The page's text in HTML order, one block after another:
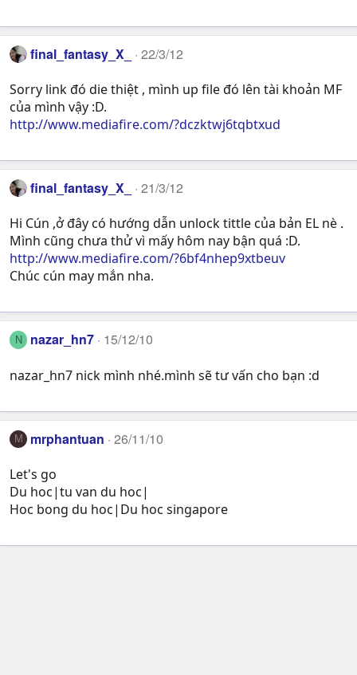
final_fantasy_X_ 22/3/12
Sorry link đó die thiệt , mình up file đó lên tài khoản MF
của mình vậy :D.
http://www.mediafire.com/?dczktwj6tqbtxud
final_fantasy_X_ 21/3/12
Hi Cún ,ở đây có hướng dẫn unlock tittle của bản EL nè .
Mình cũng chưa thử vì mấy hôm nay bận quá :D.
http://www.mediafire.com/?6bf4nhep9xtbeuv
Chúc cún may mắn nha.
N nazar_hn7 15/12/10
nazar_hn7 nick mình nhé.mình sẽ tư vấn cho bạn :d
M mrphantuan 26/11/10
Let's go
Du hoc|tu van du hoc|
Hoc bong du hoc|Du hoc singapore